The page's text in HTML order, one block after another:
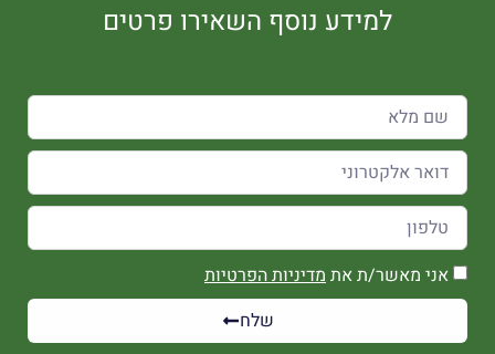
למידע נוסף השאירו פרטים
אני מאשר/ת את מדיניות הפרטיות
שלח